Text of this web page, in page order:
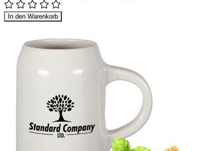
In den Warenkorb